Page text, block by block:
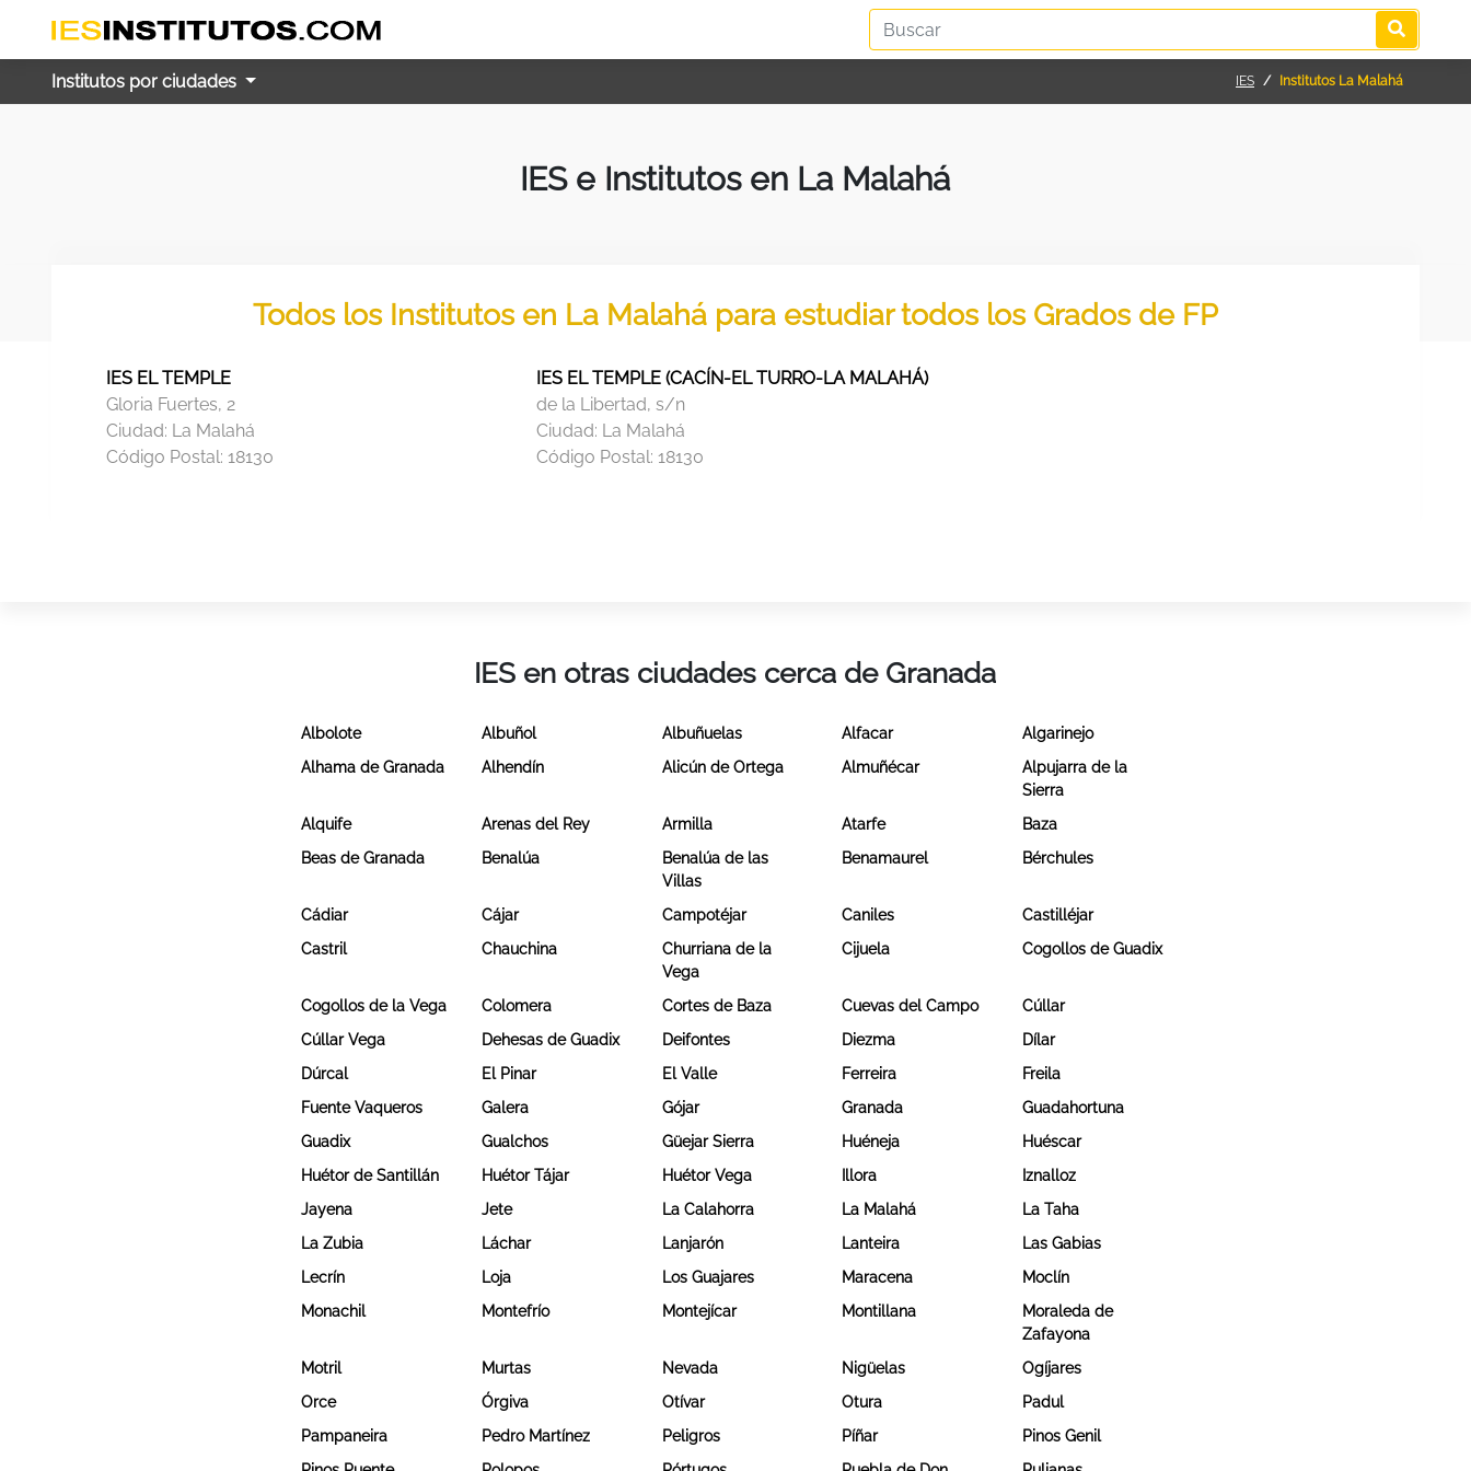
Institutos por ciudades IES Institutos La Malahá
IES e Institutos en La Malahá
Todos los Institutos en La Malahá para estudiar todos los Grados de FP
IES EL TEMPLE
Gloria Fuertes, 2
Ciudad: La Malahá
Código Postal: 18130
IES EL TEMPLE (CACÍN-EL TURRO-LA MALAHÁ)
de la Libertad, s/n
Ciudad: La Malahá
Código Postal:18130
IES en otras ciudades cerca de Granada
Albolote Albuñol Albuñuelas Alfacar
Algarinejo
Alhama de Granada
Alhendín Alicún de Ortega Almuñécar
Alpujarra de la
Sierra
Alquife
Arenas del Rey Armilla Atarfe
Baza
Beas de Granada
Benalúa
Benalúa de las
Villas
Benamaurel Bérchules
Cádiar Cájar Campotéjar Caniles
Castilléjar
Castril
Chauchina
Churriana de la
Vega
Cijuela Cogollos de Guadix
Cogollos de la Vega Colomera Cortes de Baza Cuevas del Campo
Cúllar
Cúllar Vega
Dehesas de Guadix Deifontes Diezma
Dílar
Dúrcal
El Pinar El Valle Ferreira
Freila
Fuente Vaqueros
Galera Gójar Granada
Guadahortuna
Guadix
Gualchos Güejar Sierra Huéneja
Huéscar
Huétor de Santillán
Huétor Tájar Huétor Vega Illora
Iznalloz
Jayena
Jete La Calahorra La Malahá
La Taha
La Zubia
Láchar Lanjarón Lanteira
Las Gabias
Lecrín
Loja Los Guajares Maracena
Moclín
Monachil
Montefrío Montejícar Montillana
Moraleda de
Zafayona
Motril
Murtas Nevada Nigüelas
Ogíjares
Orce
Órgiva Otívar Otura
Padul
Pampaneira
Pedro Martínez Peligros Píñar
Pinos Genil